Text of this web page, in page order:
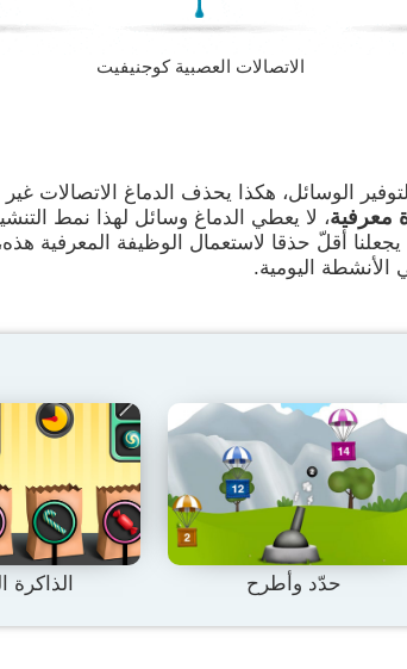
الاتصالات العصبية كوجنيفيت
الوسائل، هكذا يحذف الدماغ الاتصالات
معرفية، لا يعطي الدماغ وسائل لهذا نمط
يجعلنا أقلّ حذقا لاستعمال الوظيفة المعرفية
الأنشطة اليومية.
حدّد وأطرح الذاكرة